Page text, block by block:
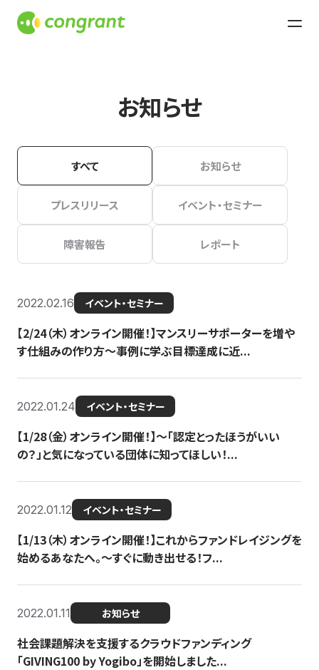
お知らせ
すべて お知らせ
プレスリリース イベント・セミナー
障害報告 レポート
2022.02.16 イベント・セミナー
【2/24（木）オンライン開催！】マンスリーサポーターを増や
す仕組みの作り方〜事例に学ぶ目標達成に近...
2022.01.24 イベント・セミナー
【1/28（金）オンライン開催！】〜「認定とったほうがいい
の？」と気になっている団体に知ってほしい！...
2022.01.12 イベント・セミナー
【1/13（木）オンライン開催！】これからファンドレイジングを
始めるあなたへ。〜すぐに動き出せる！フ...
2022.01.11 お知らせ
社会課題解決を支援するクラウドファンディング
「GIVING100 by Yogibo」を開始しました...